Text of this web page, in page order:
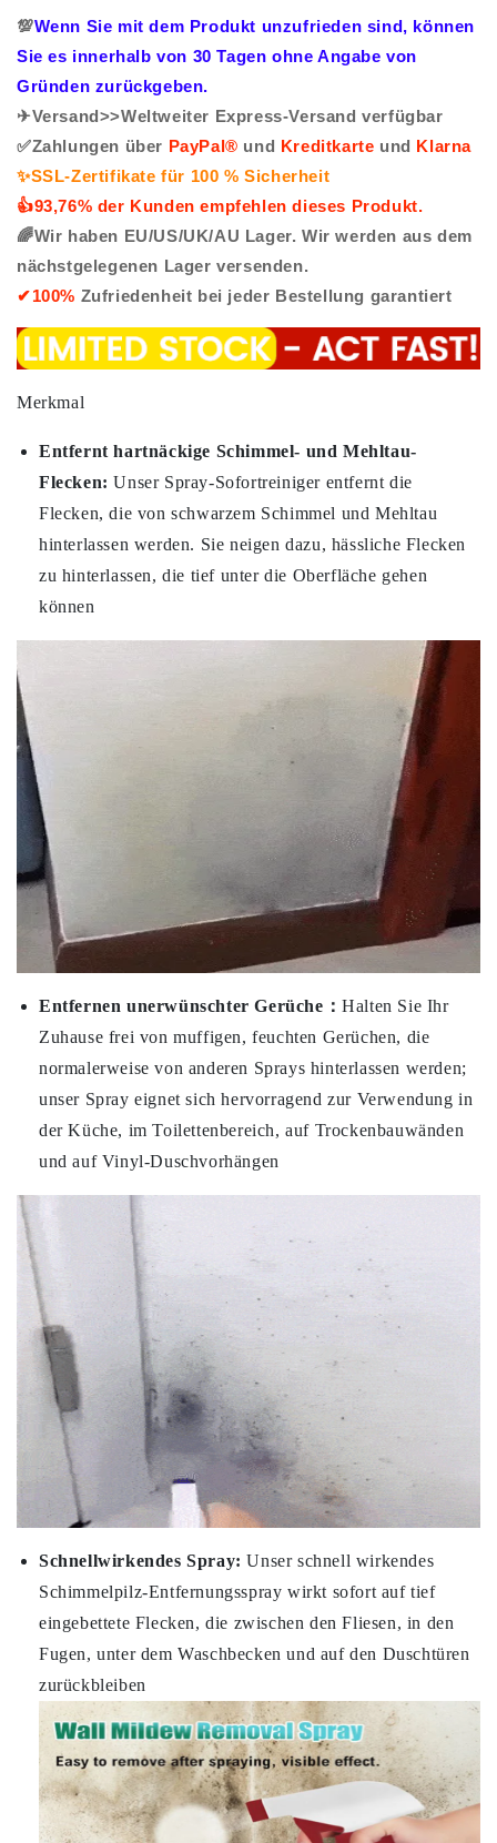
💯Wenn Sie mit dem Produkt unzufrieden sind, können
Sie es innerhalb von 30 Tagen ohne Angabe von
Gründen zurückgeben.
✈Versand>>Weltweiter Express-Versand verfügbar
✅Zahlungen über PayPal® und Kreditkarte und Klarna
✨SSL-Zertifikate für 100 % Sicherheit
👍93,76% der Kunden empfehlen dieses Produkt.
🌈Wir haben EU/US/UK/AU Lager. Wir werden aus dem
nächstgelegenen Lager versenden.
✔100% Zufriedenheit bei jeder Bestellung garantiert
Merkmal
Entfernt hartnäckige Schimmel- und Mehltau-
Flecken: Unser Spray-Sofortreiniger entfernt die
Flecken, die von schwarzem Schimmel und Mehltau
hinterlassen werden. Sie neigen dazu, hässliche Flecken
zu hinterlassen, die tief unter die Oberfläche gehen
können
Entfernen unerwünschter Gerüche：Halten Sie Ihr
Zuhause frei von muffigen, feuchten Gerüchen, die
normalerweise von anderen Sprays hinterlassen werden;
unser Spray eignet sich hervorragend zur Verwendung in
der Küche, im Toilettenbereich, auf Trockenbauwänden
und auf Vinyl-Duschvorhängen
Schnellwirkendes Spray: Unser schnell wirkendes
Schimmelpilz-Entfernungsspray wirkt sofort auf tief
eingebettete Flecken, die zwischen den Fliesen, in den
Fugen, unter dem Waschbecken und auf den Duschtüren
zurückbleiben